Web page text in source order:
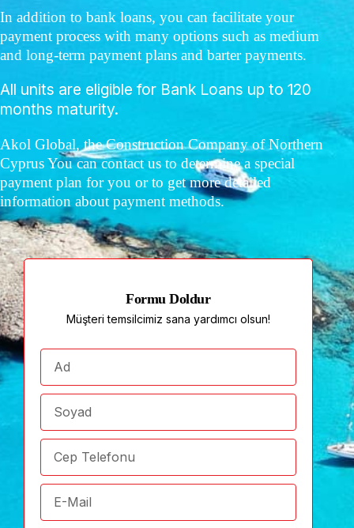
In addition to bank loans, you can facilitate your
payment process with many options such as medium
and long-term payment plans and barter payments.
All units are eligible for Bank Loans up to 120
months maturity.
Akol Global, the Construction Company of Northern
Cyprus You can contact us to determine a special
payment plan for you or to get more detailed
information about payment methods.
Formu Doldur
Müşteri temsilcimiz sana yardımcı olsun!